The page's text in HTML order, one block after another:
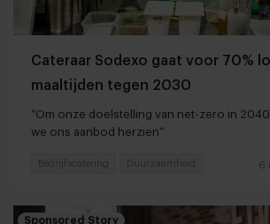
Cateraar Sodexo gaat voor 70%
maaltijden tegen 2030
“Om onze doelstelling van net-zero in
we ons aanbod herzien”
6
Bedrijfscatering Duurzaamheid
Sponsored Story